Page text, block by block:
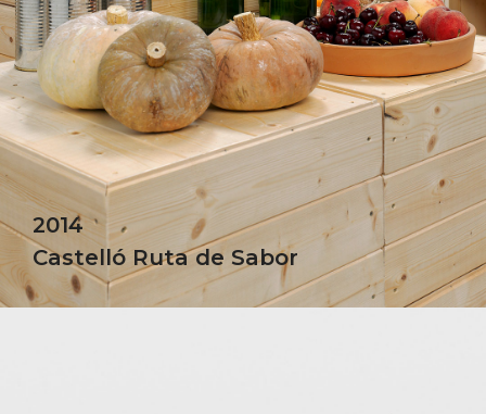
2014
Castelló Ruta de Sabor